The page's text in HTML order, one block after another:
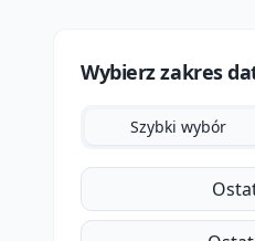
Wybierz zakres
Szybki wybór